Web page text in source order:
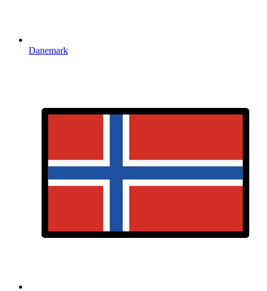
Danemark